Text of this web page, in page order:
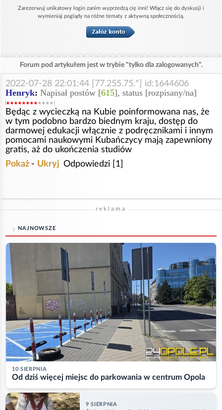
Zarezerwuj unikatowy login zanim wyprzedzą cię inni! Włącz się do dyskusji i
wymieniaj poglądy na różne tematy z aktywną społecznością.
Forum pod artykułem jest w trybie "tylko dla zalogowanych".
2022-07-28 22:01:44 [77.255.75.*] id:1644606
Henryk: Napisał postów [615], status [rozpisany/na]
Będąc z wycieczką na Kubie poinformowana nas, że
w tym podobno bardzo biednym kraju, dostęp do
darmowej edukacji włącznie z podręcznikami i innym
pomocami naukowymi Kubańczycy mają zapewniony
gratis, aż do ukończenia studiów
Pokaż - Ukryj Odpowiedzi [1]
reklama
NAJNOWSZE
10 SIERPNIA
Od dziś więcej miejsc do parkowania w centrum Opola
9 SIERPNIA